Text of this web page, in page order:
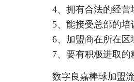
4、拥有合法的经营
5、能接受总部的培
6、加盟商在所在区
7、要有积极进取的
数字良嘉棒球加盟流